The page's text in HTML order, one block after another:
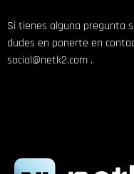
Si tienes alguna pregunta
dudes en ponerte en
social@netk2.com .